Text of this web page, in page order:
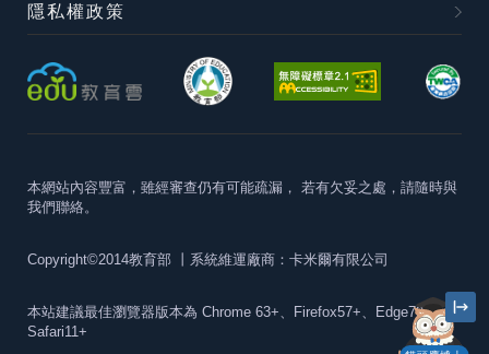
隱私權政策
本網站內容豐富，雖經審查仍有可能疏漏， 若有欠妥之處，請隨時與
我們聯絡。
Copyright©2014教育部 丨系統維運廠商：卡米爾有限公司
本站建議最佳瀏覽器版本為 Chrome 63+、Firefox57+、Edge79+及
Safari11+